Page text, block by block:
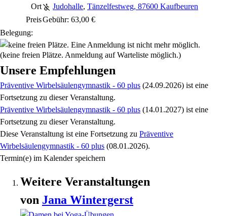
Ort
Judohalle, Tänzelfestweg, 87600 Kaufbeuren
PreisGebühr: 63,00 €
Belegung:
(keine freien Plätze. Anmeldung auf Warteliste möglich.)
Unsere Empfehlungen
Präventive Wirbelsäulengymnastik - 60 plus (24.09.2026) ist eine
Fortsetzung zu dieser Veranstaltung.
Präventive Wirbelsäulengymnastik - 60 plus (14.01.2027) ist eine
Fortsetzung zu dieser Veranstaltung.
Diese Veranstaltung ist eine Fortsetzung zu Präventive
Wirbelsäulengymnastik - 60 plus (08.01.2026).
Termin(e) im Kalender speichern
Weitere Veranstaltungen
von Jana Wintergerst